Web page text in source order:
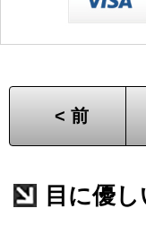
< 前
目に優